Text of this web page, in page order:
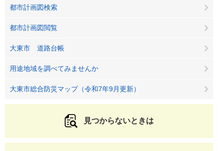
都市計画図検索
都市計画図閲覧
大東市 道路台帳
用途地域を調べてみませんか
大東市総合防災マップ（令和7年9月更新）
見つからないときは